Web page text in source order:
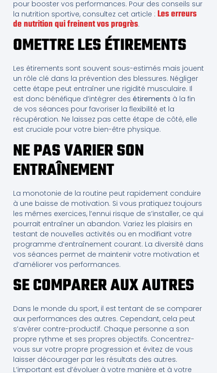
pour booster vos performances. Pour des conseils sur
la nutrition sportive, consultez cet article : Les erreurs
de nutrition qui freinent vos progrès.
OMETTRE LES ÉTIREMENTS
Les étirements sont souvent sous-estimés mais jouent
un rôle clé dans la prévention des blessures. Négliger
cette étape peut entraîner une rigidité musculaire. Il
est donc bénéfique d’intégrer des étirements à la fin
de vos séances pour favoriser la flexibilité et la
récupération. Ne laissez pas cette étape de côté, elle
est cruciale pour votre bien-être physique.
NE PAS VARIER SON
ENTRAÎNEMENT
La monotonie de la routine peut rapidement conduire
à une baisse de motivation. Si vous pratiquez toujours
les mêmes exercices, l’ennui risque de s’installer, ce qui
pourrait entraîner un abandon. Variez les plaisirs en
testant de nouvelles activités ou en modifiant votre
programme d’entraînement courant. La diversité dans
vos séances permet de maintenir votre motivation et
d’améliorer vos performances.
SE COMPARER AUX AUTRES
Dans le monde du sport, il est tentant de se comparer
aux performances des autres. Cependant, cela peut
s’avérer contre-productif. Chaque personne a son
propre rythme et ses propres objectifs. Concentrez-
vous sur votre propre progression et évitez de vous
laisser décourager par les résultats des autres.
L’important est d’évoluer à votre manière et à votre